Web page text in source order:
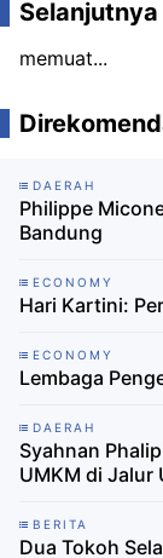
Selanjutnya
memuat...
DAERAH
Philippe
Bandung
ECONOMY
Hari Kartini:
ECONOMY
Lembaga
DAERAH
Syahnan
UMKM di Jalur
BERITA
Dua Tokoh